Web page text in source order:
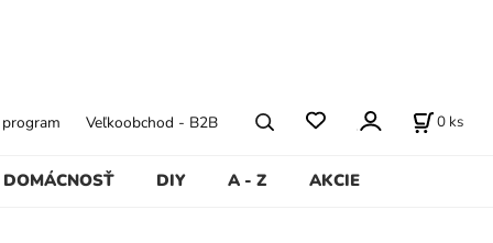
DOMÁCNOSŤ DIY A - Z AKCIE
Veľkoobchod - B2B 0 ks